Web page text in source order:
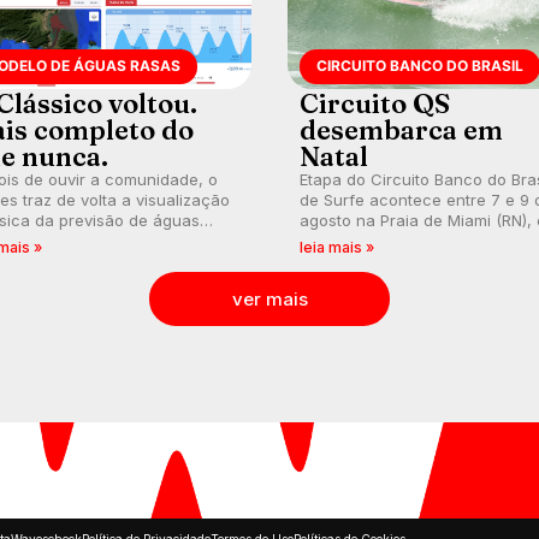
DE ÁGUAS RASAS
voltou.
completo do
nunca.
de ouvir a comunidade, o
traz de volta a visualização
da previsão de águas
agora integrada à nova
»
CIRCUITO BANCO DO BRASIL
Circuito QS
desembarca em
Natal
Etapa do Circuito Banco do
de Surfe acontece entre 7 e 9
agosto na Praia de Miami (RN),
disputas válidas pelo Qualifying
por vagas no Challenger
leia mais »
ver mais